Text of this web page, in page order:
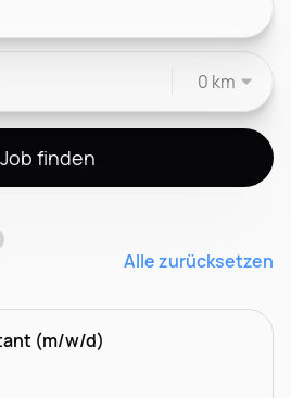
CH
0 km
Job finden
Alle zurücksetzen
(m/w/d)